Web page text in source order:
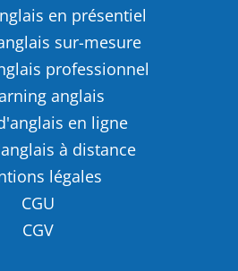
en présentiel
sur-mesure
professionnel
anglais
en ligne
à distance
légales
CGU
CGV